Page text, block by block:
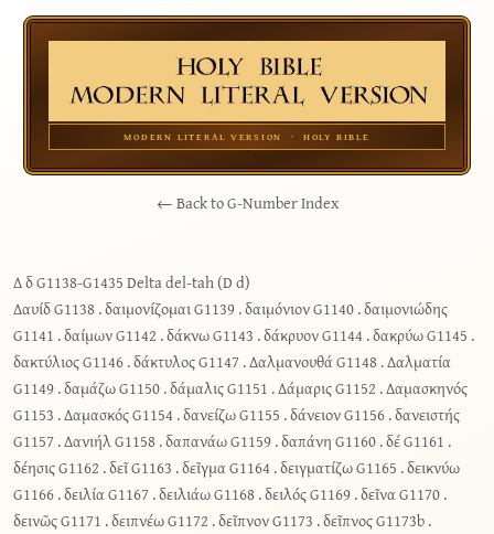
MODERN LITERAL VERSION · HOLY BIBLE
← Back to G-Number Index
Δ δ G1138-G1435 Delta del-tah (D d)
Δαυίδ G1138.δαιμονίζομαι G1139.δαιμόνιον G1140.δαιμονιώδης
G1141 .δαίμων G1142 .δάκνω G1143 .δάκρυον G1144 .δακρύω G1145 .
δακτύλιος G1146.δάκτυλος G1147.Δαλμανουθά G1148.Δαλματία
G1149.δαμάζω G1150.δάμαλις G1151 .Δάμαρις G1152 .Δαμασκηνός
G1153 .Δαμασκός G1154 .δανείζω G1155 .δάνειον G1156.δανειστής
G1157.Δανιήλ G1158.δαπανάω G1159.δαπάνη G1160.δέ G1161 .
δέησις G1162 .δεῖ G1163 .δεῖγμα G1164 .δειγματίζω G1165 .δεικνύω
G1166.δειλία G1167.δειλιάω G1168.δειλός G1169.δεῖνα G1170.
δεινῶς G1171 .δειπνέω G1172 .δεῖπνον G1173 .δεῖπνος G1173b.